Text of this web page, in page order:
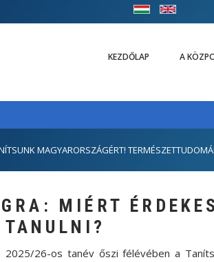
KEZDŐLAP A
MAGYARORSZÁGÉRT!
MIÉRT
26-os tanév őszi félévében a